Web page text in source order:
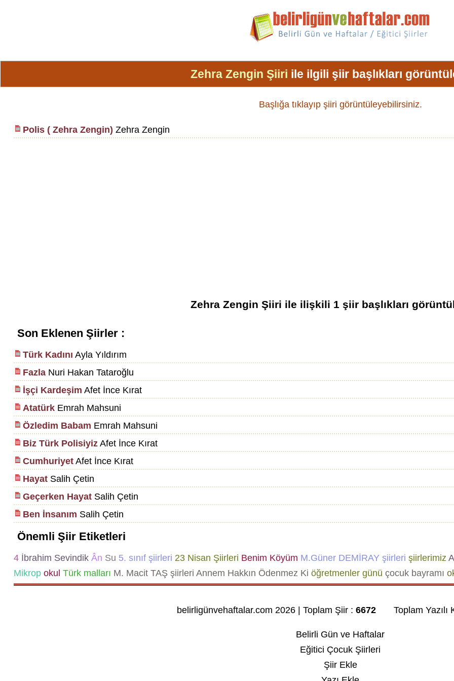
Zehra Zengin Şiiri ile ilgili şiir başlıkları
Başlığa tıklayıp şiiri görüntüleyebilirsiniz.
Polis ( Zehra Zengin) Zehra Zengin
Zehra Zengin Şiiri ile ilişkili 1şiir başlıkları
Son Eklenen Şiirler :
Türk Kadını Ayla Yıldırım
FazlaNuri Hakan Tataroğlu
İşçi Kardeşim Afet İnce Kırat
AtatürkEmrah Mahsuni
Özledim Babam Emrah Mahsuni
Biz Türk PolisiyizAfet İnce Kırat
CumhuriyetAfet İnce Kırat
HayatSalih Çetin
Geçerken HayatSalih Çetin
Ben İnsanım Salih Çetin
Önemli Şiir Etiketleri
4 İbrahim Sevindik Ân Su 5. sınıf şiirleri 23 Nisan Şiirleri Benim Köyüm M.Güner DEMİRAY şiirleri şiirlerimiz
Mikrop okul Türk malları M. Macit TAŞ şiirleri Annem Hakkın Ödenmez Ki öğretmenler günü çocuk bayramı
belirligünvehaftalar.com 2026 | Toplam Şiir :6672 Toplam Yazılı
Belirli Gün ve Haftalar
Eğitici Çocuk Şiirleri
Şiir Ekle